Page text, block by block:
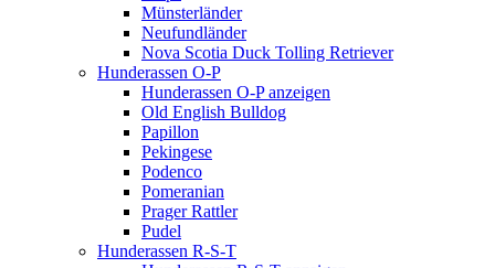
Münsterländer
Neufundländer
Nova Scotia Duck Tolling Retriever
Hunderassen O-P
Hunderassen O-P anzeigen
Old English Bulldog
Papillon
Pekingese
Podenco
Pomeranian
Prager Rattler
Pudel
Hunderassen R-S-T